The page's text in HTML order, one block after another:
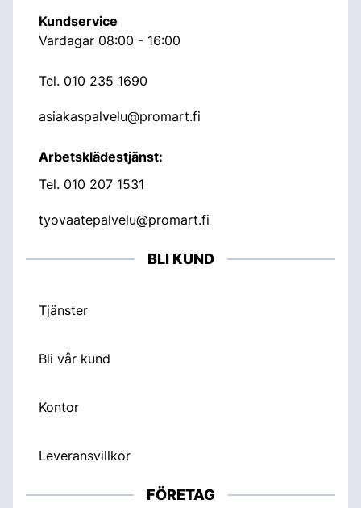
Kundservice
Vardagar 08:00 - 16:00
Tel. 010 235 1690
asiakaspalvelu@promart.fi
Arbetsklädestjänst:
Tel. 010 207 1531
tyovaatepalvelu@promart.fi
BLI KUND
Tjänster
Bli vår kund
Kontor
Leveransvillkor
FÖRETAG